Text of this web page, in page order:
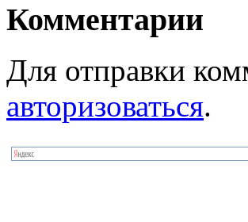
Комментарии
Для отправки
авторизоваться.